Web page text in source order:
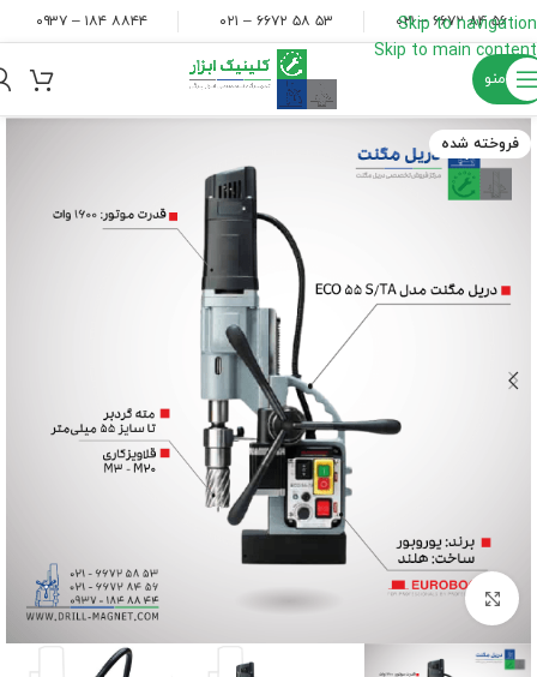
Skip to navigation
Skip to main content
۵۶ ۸۴ ۶۶۷۲ – ۰۲۱ ۵۳ ۵۸ ۶۶۷۲ – ۰۲۱ ۸۸۴۴ ۱۸۴ – ۰۹۳۷
منو
فروخته شده
برای بزرگنمایی کلیک کنید